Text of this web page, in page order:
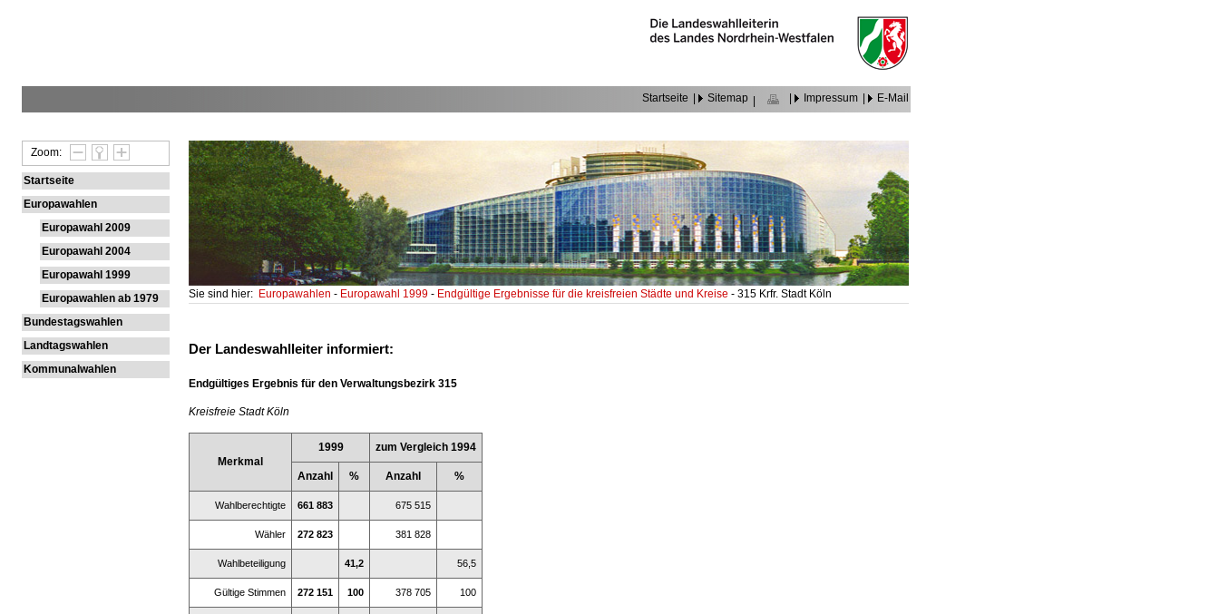
Startseite Sitemap Impressum E-Mail
Zoom:
Startseite
Europawahlen
Europawahl 2009
Europawahl 2004
Europawahl 1999
Europawahlen ab 1979
Bundestagswahlen
Landtagswahlen
Kommunalwahlen
Sie sind hier: Europawahlen- Europawahl 1999- Endgültige Ergebnisse für die kreisfreien Städte und Kreise- 315 Krfr. Stadt Köln
Der Landeswahlleiter informiert:
Endgültiges Ergebnis für den Verwaltungsbezirk 315
Kreisfreie Stadt Köln
Merkmal
1999 zum Vergleich 1994
Anzahl % Anzahl %
Wahlberechtigte 661 883 675 515
Wähler 272 823 381 828
Wahlbeteiligung 41,2 56,5
Gültige Stimmen 272 151 100 378 705 100